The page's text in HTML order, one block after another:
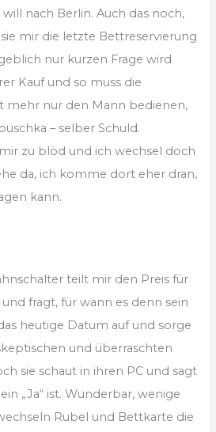
nach Berlin. Auch das noch,
mir die letzte Bettreservierung
nur kurzen Frage wird
Kauf und so muss die
mehr nur den Mann bedienen,
– selber Schuld.
zu blöd und ich wechsel doch
da, ich komme dort eher dran,
kann.
teilt mir den Preis für
fragt, für wann es denn sein
heutige Datum auf und sorge
und überraschten
sie schaut in ihren PC und sagt
ein „Ja“ ist. Wunderbar, wenige
Rubel und Bettkarte die